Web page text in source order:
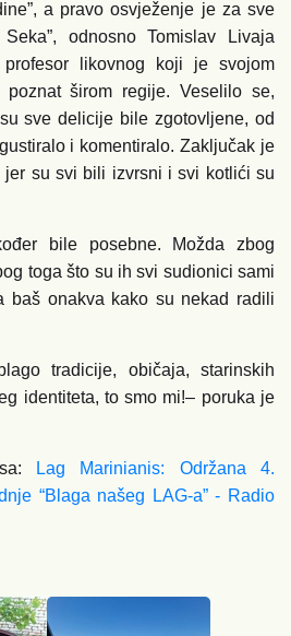
a pravo osvježenje je za sve
odnosno Tomislav Livaja
likovnog koji je svojom
širom regije. Veselilo se,
sve delicije bile zgotovljene, od
i komentiralo. Zaključak je
jer su svi bili izvrsni i svi kotlići su
bile posebne. Možda zbog
toga što su ih svi sudionici sami
baš onakva kako su nekad radili
tradicije, običaja, starinskih
identiteta, to smo mi!– poruka je
Lag Marinianis: Održana 4.
“Blaga našeg LAG-a” - Radio